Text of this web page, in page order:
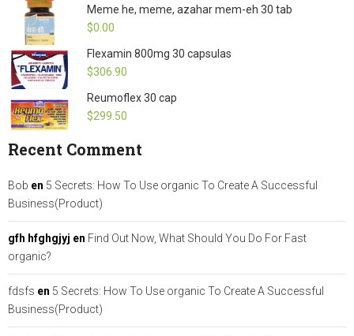
Meme he, meme, azahar mem-eh 30 tab
$0.00
Flexamin 800mg 30 capsulas
$306.90
Reumoflex 30 cap
$299.50
Recent Comment
Bob en 5 Secrets: How To Use organic To Create A Successful
Business(Product)
gfh hfghgjyj en Find Out Now, What Should You Do For Fast
organic?
fdsfs en 5 Secrets: How To Use organic To Create A Successful
Business(Product)